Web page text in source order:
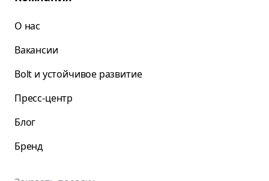
О нас
Вакансии
Bolt и устойчивое развитие
Пресс-центр
Блог
Бренд